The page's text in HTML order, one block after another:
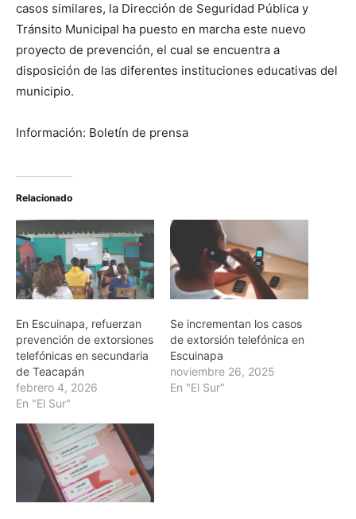
casos similares, la Dirección de Seguridad Pública y
Tránsito Municipal ha puesto en marcha este nuevo
proyecto de prevención, el cual se encuentra a
disposición de las diferentes instituciones educativas del
municipio.
Información: Boletín de prensa
Relacionado
En Escuinapa, refuerzan
prevención de extorsiones
telefónicas en secundaria
de Teacapán
febrero 4, 2026
En "El Sur"
Se incrementan los casos
de extorsión telefónica en
Escuinapa
noviembre 26, 2025
En "El Sur"